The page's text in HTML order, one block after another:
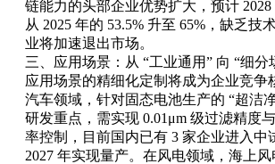
链能力的头部企业优势扩大，预计 2028
从 2025 年的 53.5% 升至 65%，缺乏技
业将加速退出市场。
三、应用场景：从 “工业通用” 向 “细分
应用场景的精细化定制将成为企业竞争
汽车领域，针对固态电池生产的 “超洁
研发重点，需实现 0.01μm 级过滤精度
率控制，目前国内已有 3 家企业进入中
2027 年实现量产。在风电领域，海上